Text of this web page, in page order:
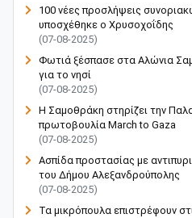
100 νέες προσλήψεις
υποσχέθηκε ο Χρυσοχοΐδης
(07-08-2025)
Φωτιά ξέσπασε στα Αλώνια
για το νησί
(07-08-2025)
Η Σαμοθράκη στηρίζει την
πρωτοβουλία March to Gaza
(07-08-2025)
Ασπίδα προστασίας με
του Δήμου Αλεξανδρούπολης
(07-08-2025)
Τα μικρόπουλα επιστρέφουν